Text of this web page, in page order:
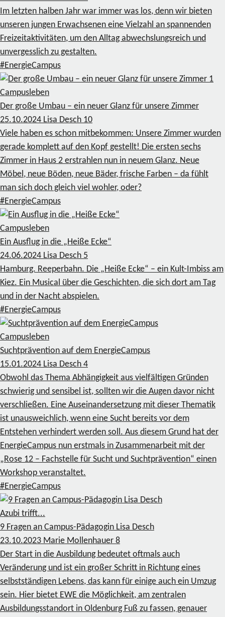
Im letzten halben Jahr war immer was los, denn wir bieten
unseren jungen Erwachsenen eine Vielzahl an spannenden
Freizeitaktivitäten, um den Alltag abwechslungsreich und
unvergesslich zu gestalten.
#EnergieCampus
1
Campusleben
Der große Umbau – ein neuer Glanz für unsere Zimmer
25.10.2024 Lisa Desch 10
Viele haben es schon mitbekommen: Unsere Zimmer wurden
gerade komplett auf den Kopf gestellt! Die ersten sechs
Zimmer in Haus 2 erstrahlen nun in neuem Glanz. Neue
Möbel, neue Böden, neue Bäder, frische Farben – da fühlt
man sich doch gleich viel wohler, oder?
#EnergieCampus
Campusleben
Ein Ausflug in die „Heiße Ecke“
24.06.2024 Lisa Desch 5
Hamburg. Reeperbahn. Die „Heiße Ecke“ – ein Kult-Imbiss am
Kiez. Ein Musical über die Geschichten, die sich dort am Tag
und in der Nacht abspielen.
#EnergieCampus
Campusleben
Suchtprävention auf dem EnergieCampus
15.01.2024 Lisa Desch 4
Obwohl das Thema Abhängigkeit aus vielfältigen Gründen
schwierig und sensibel ist, sollten wir die Augen davor nicht
verschließen. Eine Auseinandersetzung mit dieser Thematik
ist unausweichlich, wenn eine Sucht bereits vor dem
Entstehen verhindert werden soll. Aus diesem Grund hat der
EnergieCampus nun erstmals in Zusammenarbeit mit der
„Rose 12 – Fachstelle für Sucht und Suchtprävention“ einen
Workshop veranstaltet.
#EnergieCampus
Azubi trifft...
9 Fragen an Campus-Pädagogin Lisa Desch
23.10.2023 Marie Mollenhauer 8
Der Start in die Ausbildung bedeutet oftmals auch
Veränderung und ist ein großer Schritt in Richtung eines
selbstständigen Lebens, das kann für einige auch ein Umzug
sein. Hier bietet EWE die Möglichkeit, am zentralen
Ausbildungsstandort in Oldenburg Fuß zu fassen, genauer